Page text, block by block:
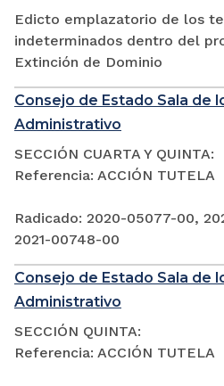
Edicto emplazatorio de los
indeterminados dentro del
Extinción de Dominio
Consejo de Estado Sala de
Administrativo
SECCIÓN CUARTA Y QUINTA:
Referencia: ACCIÓN TUTELA
Radicado: 2020-05077-00,
2021-00748-00
Consejo de Estado Sala de
Administrativo
SECCIÓN QUINTA:
Referencia: ACCIÓN TUTELA